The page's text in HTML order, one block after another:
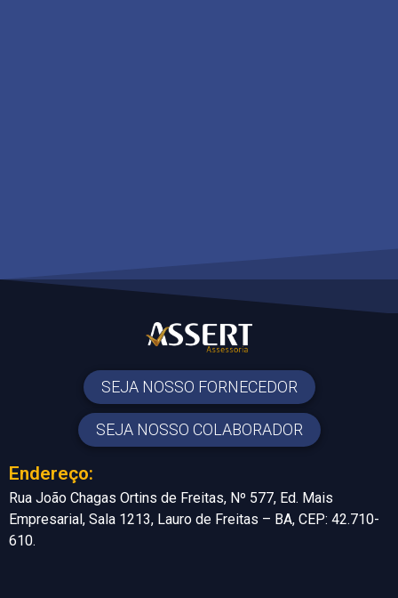
SEJA NOSSO FORNECEDOR
SEJA NOSSO COLABORADOR
Endereço:
Rua João Chagas Ortins de Freitas, Nº 577, Ed. Mais
Empresarial, Sala 1213, Lauro de Freitas – BA, CEP: 42.710-
610.